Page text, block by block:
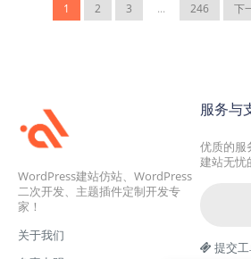
1 2 3 ... 246 下
WordPress建站仿站、WordPress
二次开发、主题插件定制开发专
家！
关于我们
服务与
优质的服
建站无忧
提交